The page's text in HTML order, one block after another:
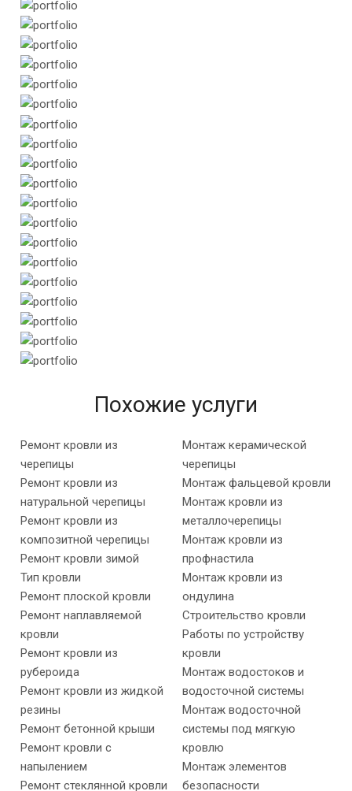
Похожие услуги
Ремонт кровли из
черепицы
Ремонт кровли из
натуральной черепицы
Ремонт кровли из
композитной черепицы
Ремонт кровли зимой
Тип кровли
Ремонт плоской кровли
Ремонт наплавляемой
кровли
Ремонт кровли из
рубероида
Ремонт кровли из жидкой
резины
Ремонт бетонной крыши
Ремонт кровли с
напылением
Ремонт стеклянной кровли
Монтаж керамической
черепицы
Монтаж фальцевой кровли
Монтаж кровли из
металлочерепицы
Монтаж кровли из
профнастила
Монтаж кровли из
ондулина
Строительство кровли
Работы по устройству
кровли
Монтаж водостоков и
водосточной системы
Монтаж водосточной
системы под мягкую
кровлю
Монтаж элементов
безопасности